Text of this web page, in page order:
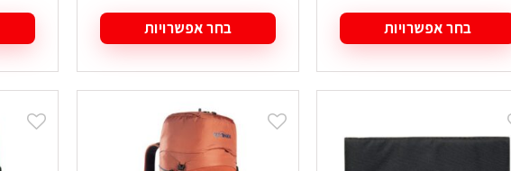
בחר אפשרויות
למוצר
סוגים.
בחר אפשרויות
למוצר
זה
יש
מספר